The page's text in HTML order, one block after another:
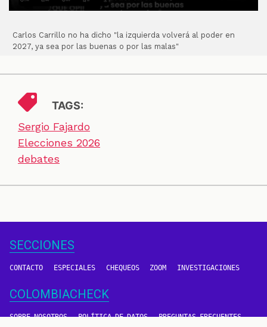
Carlos Carrillo no ha dicho "la izquierda volverá al poder en
2027, ya sea por las buenas o por las malas"
TAGS:
Sergio Fajardo
Elecciones 2026
debates
SECCIONES
CONTACTO ESPECIALES CHEQUEOS ZOOM INVESTIGACIONES
COLOMBIACHECK
SOBRE NOSOTROS POLÍTICA DE DATOS PREGUNTAS FRECUENTES